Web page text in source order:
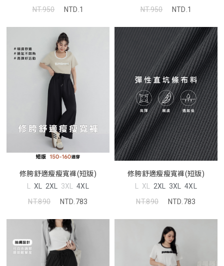
NT.950
NTD.1
NT.950
NTD.1
修胯舒適瘦瘦寬褲(短版)
L XL 2XL 3XL 4XL
NT.890
NTD.783
修胯舒適瘦瘦寬褲(短版)
L XL 2XL 3XL 4XL
NT.890
NTD.783